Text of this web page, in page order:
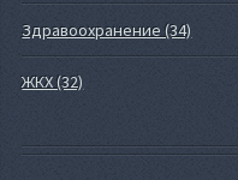
Здравоохранение (34)
ЖКХ (32)